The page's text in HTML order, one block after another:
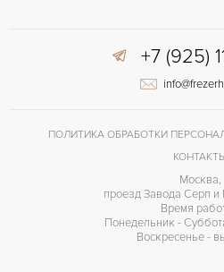
+7 (925)
ПОЛИТИКА ОБРАБОТКИ
Москва,
проезд Завода Серп и
Время
Понедельник -
Воскресенье -